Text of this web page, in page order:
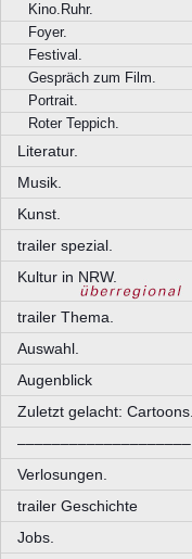
Kino.Ruhr.
Foyer.
Festival.
Gespräch zum Film.
Portrait.
Roter Teppich.
Literatur.
Musik.
Kunst.
trailer spezial.
Kultur in NRW.
trailer Thema.
Auswahl.
Augenblick
Zuletzt gelacht: Cartoons.
––––––––––––––––––––
Verlosungen.
trailer Geschichte
Jobs.